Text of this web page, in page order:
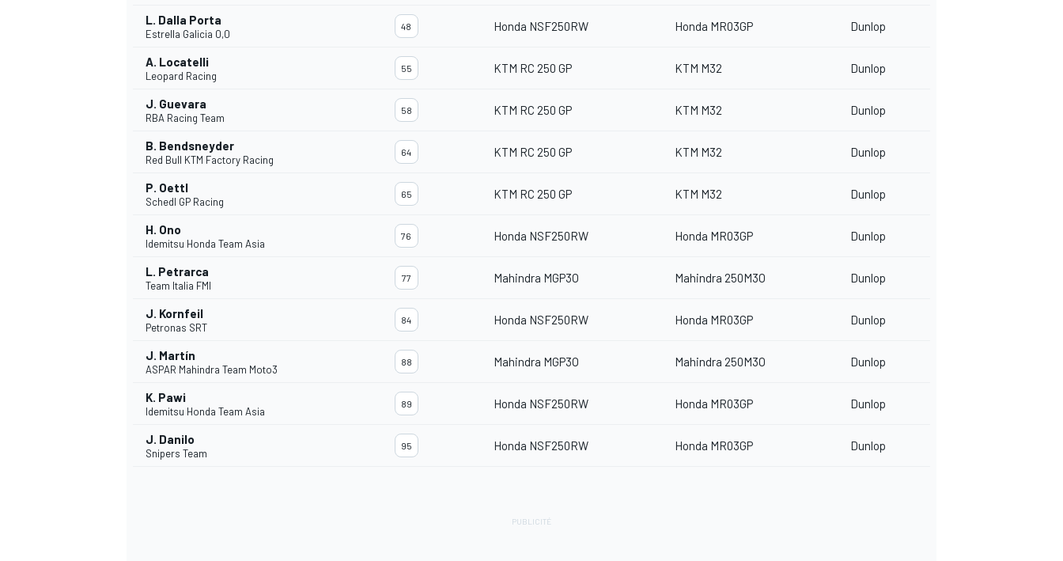
L. Dalla Porta
Estrella Galicia 0,0
48 Honda NSF250RW Honda MR03GP Dunlop
A. Locatelli
Leopard Racing
55 KTM RC 250 GP KTM M32 Dunlop
J. Guevara
RBA Racing Team
58 KTM RC 250 GP KTM M32 Dunlop
B. Bendsneyder
Red Bull KTM Factory Racing
64 KTM RC 250 GP KTM M32 Dunlop
P. Oettl
Schedl GP Racing
65 KTM RC 250 GP KTM M32 Dunlop
H. Ono
Idemitsu Honda Team Asia
76 Honda NSF250RW Honda MR03GP Dunlop
L. Petrarca
Team Italia FMI
77 Mahindra MGP3O Mahindra 250M3O Dunlop
J. Kornfeil
Petronas SRT
84 Honda NSF250RW Honda MR03GP Dunlop
J. Martín
ASPAR Mahindra Team Moto3
88 Mahindra MGP3O Mahindra 250M3O Dunlop
K. Pawi
Idemitsu Honda Team Asia
89 Honda NSF250RW Honda MR03GP Dunlop
J. Danilo
Snipers Team
95 Honda NSF250RW Honda MR03GP Dunlop